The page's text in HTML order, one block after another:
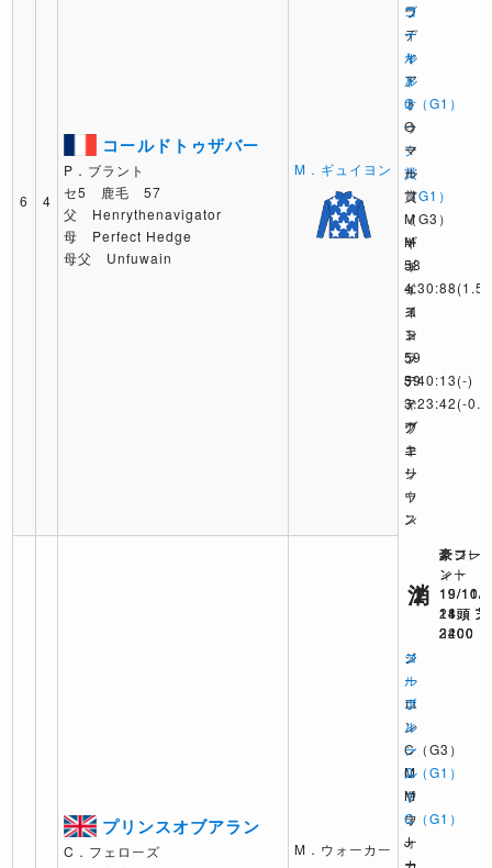
6 4
コールドトゥザバー
P．ブラント
セ5 鹿毛 57
父 Henrythenavigator
母 Perfect Hedge
母父 Unfuwain
M．ギュイヨン
ワ
イ
ヤ
ル
オ
ー
ク
賞
（G1）
M
ギ
ュ
イ
ヨ
ン
59
3:40:13(-)
テ
ク
ニ
シ
ャ
ン
ラ
デ
ィ
ア
ト
ゥ
ー
ル
賞
（G3）
M
ギ
ュ
イ
ヨ
ン
59
3:23:42(-
ア
キ
ー
ゴ
ー
ル
ド
C（G1）
O
マ
ー
フ
ィ
ー
58
4:30:88(1.5)
ス
ト
ラ
デ
ィ
ヴ
ァ
リ
ウ
ス
プリンスオブアラン
C．フェローズ
M．ウォーカー
2
豪フレ
ント
19/11/
24頭 芝
3200
メ
ル
ボ
ル
ン
C（G1）
M
ウ
ォ
ー
1
豪ジー
ン
19/10/
11頭 芝
2400
ジ
ー
ロ
ン
C（G3）
M
ウ
ォ
ー
カ
消
豪コー
ィー
19/10/
18頭 芝
2400
コ
ー
フ
ィ
ー
ル
ド
C（G1）
J
カ